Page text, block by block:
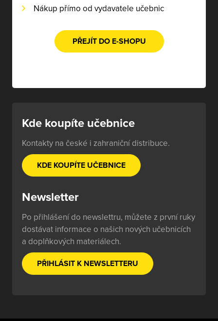
Nákup přímo od vydavatele učebnic
PŘEJÍT DO E-SHOPU
Kde koupíte učebnice
Kontakty na české i zahraniční distribuce.
KDE KOUPÍTE UČEBNICE
Newsletter
Po přihlášení do newslettru, můžete z první ruky
dostávat informace o našich nových učebnicích
a doplňkových materiálech.
PŘIHLÁSIT K NEWSLETTERU